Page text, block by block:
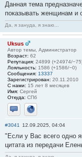
Данная тема
показывать женщинам и
Да, я зануда, я знаю...
Uksus
Автор темы, Администратор
Возраст: 62
Репутация: 24899 (+24974/
Лояльность: 1586 (+1586/−0)
Сообщения: 13337
Зарегистрирован: 20.11.2010
С нами: 15 лет 8 месяцев
Имя: Сергей
Откуда: СПб
Отправить личное
Сайт
#3041 12.09.2025, 04:04
"Если у Вас всего одно
цитата из передачи